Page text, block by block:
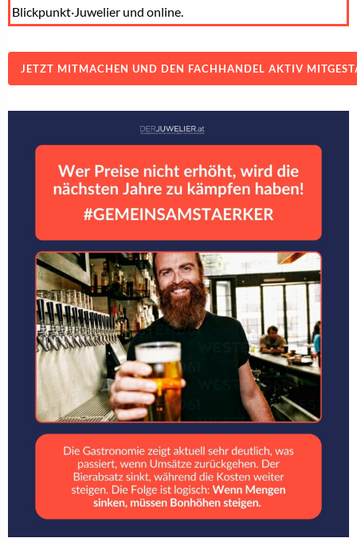
Blickpunkt·Juwelier und online.
JETZT MITMACHEN UND DEN FACHHANDEL AKTIV